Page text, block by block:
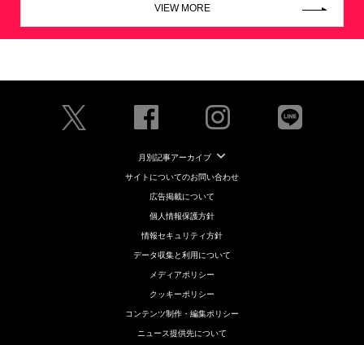
VIEW MORE
月別記事アーカイブ
サイトについてのお問い合わせ
広告掲載について
個人情報保護方針
情報セキュリティ方針
データ収集と利用について
メディアポリシー
クッキーポリシー
コンテンツ制作・編集ポリシー
ニュース提供先について